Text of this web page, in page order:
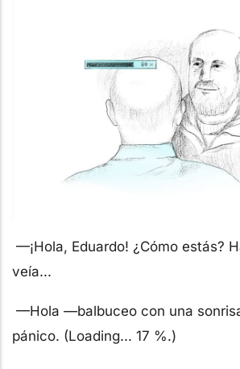
—¡Hola, Eduardo! ¿Cómo estás?
veía...
—Hola —balbuceo con una
pánico. (Loading... 17 %.)